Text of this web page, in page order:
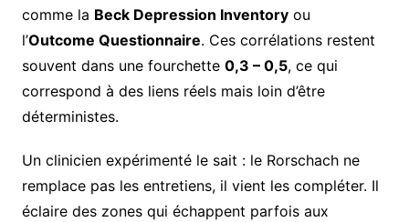
comme la Beck Depression Inventoryou
l’Outcome Questionnaire. Ces corrélations restent
souvent dans une fourchette 0,3 – 0,5, ce qui
correspond à des liens réels mais loin d’être
déterministes.
Un clinicien expérimenté le sait : le Rorschach ne
remplace pas les entretiens, il vient les compléter. Il
éclaire des zones qui échappent parfois aux